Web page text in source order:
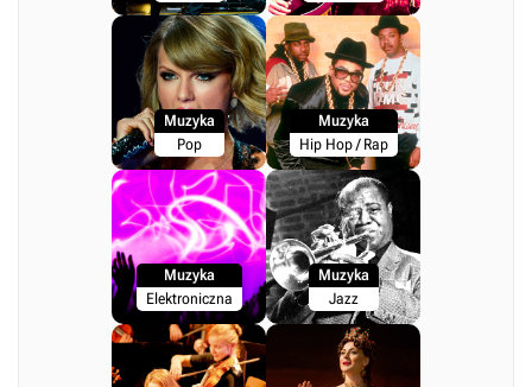
Muzyka
Pop
Muzyka
Hip Hop / Rap
Muzyka
Elektroniczna
Muzyka
Jazz